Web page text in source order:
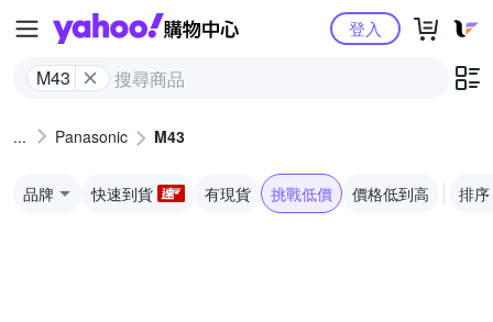
Yahoo購物中心
M43
登入
Panasonic M43
品牌 快速到貨 有現貨 挑戰低價 價格低到高 排序